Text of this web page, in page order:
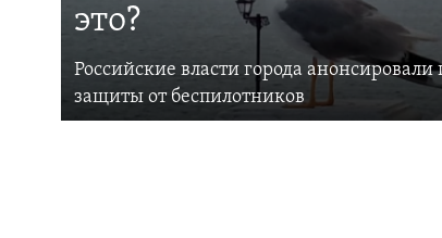
это?
Российские власти города
защиты от беспилотников